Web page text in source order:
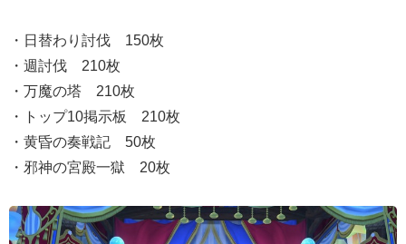
・日替わり討伐 150枚
・週討伐 210枚
・万魔の塔 210枚
・トップ10掲示板 210枚
・黄昏の奏戦記 50枚
・邪神の宮殿一獄 20枚